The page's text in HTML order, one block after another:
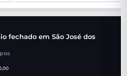
fechado em São José dos